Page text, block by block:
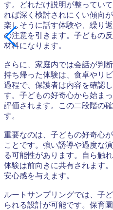
す。どれだけ説明が整ってい
れば深く検討されにくい傾向
楽しそうに話す体験や、繰り
の注意を引きます。子どもの
材料になります。
さらに、家庭内では会話が判
持ち帰った体験は、食卓やリ
過程で、保護者は内容を確認
す。子どもの好奇心から始ま
評価されます。この二段階の
す。
重要なのは、子どもの好奇心
ことです。強い誘導や過度な
る可能性があります。自ら触
体験は前向きに共有されます
安心感を与えます。
ルートサンプリングでは、子
られる設計が可能です。保育